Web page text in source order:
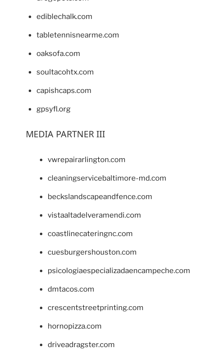
ediblechalk.com
tabletennisnearme.com
oaksofa.com
soultacohtx.com
capishcaps.com
gpsyfl.org
MEDIA PARTNER III
vwrepairarlington.com
cleaningservicebaltimore-md.com
beckslandscapeandfence.com
vistaaltadelveramendi.com
coastlinecateringnc.com
cuesburgershouston.com
psicologiaespecializadaencampeche.com
dmtacos.com
crescentstreetprinting.com
hornopizza.com
driveadragster.com